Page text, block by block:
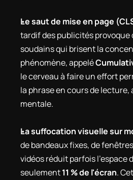
Le saut de mise en page
tardif des publicités provoque
soudains qui brisent la
phénomène, appelé
le cerveau à faire un effort
la phrase en cours de
mentale.
La suffocation visuelle sur
de bandeaux fixes, de
vidéos réduit parfois l'espace
seulement 11 % de l'écran.